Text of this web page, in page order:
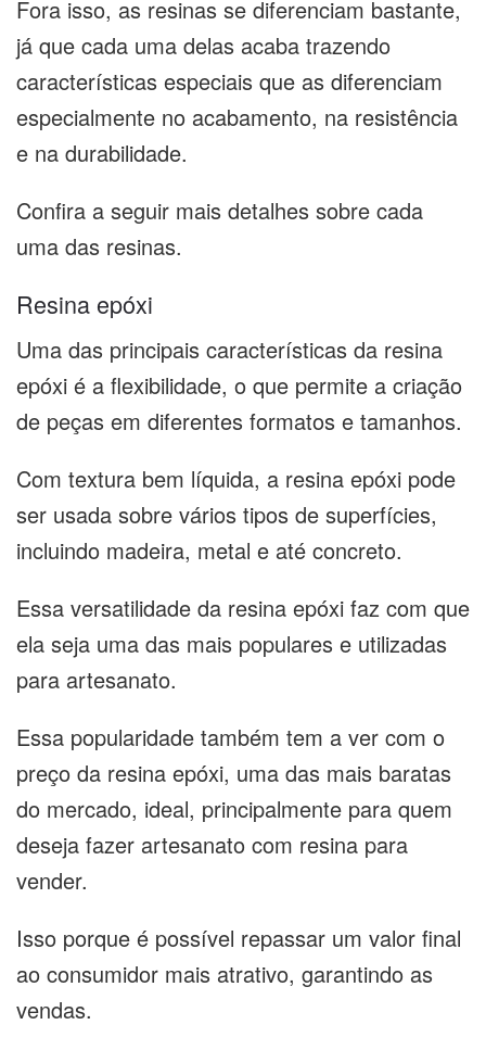
Fora isso, as resinas se diferenciam bastante,
já que cada uma delas acaba trazendo
características especiais que as diferenciam
especialmente no acabamento, na resistência
e na durabilidade.
Confira a seguir mais detalhes sobre cada
uma das resinas.
Resina epóxi
Uma das principais características da resina
epóxi é a flexibilidade, o que permite a criação
de peças em diferentes formatos e tamanhos.
Com textura bem líquida, a resina epóxi pode
ser usada sobre vários tipos de superfícies,
incluindo madeira, metal e até concreto.
Essa versatilidade da resina epóxi faz com que
ela seja uma das mais populares e utilizadas
para artesanato.
Essa popularidade também tem a ver com o
preço da resina epóxi, uma das mais baratas
do mercado, ideal, principalmente para quem
deseja fazer artesanato com resina para
vender.
Isso porque é possível repassar um valor final
ao consumidor mais atrativo, garantindo as
vendas.